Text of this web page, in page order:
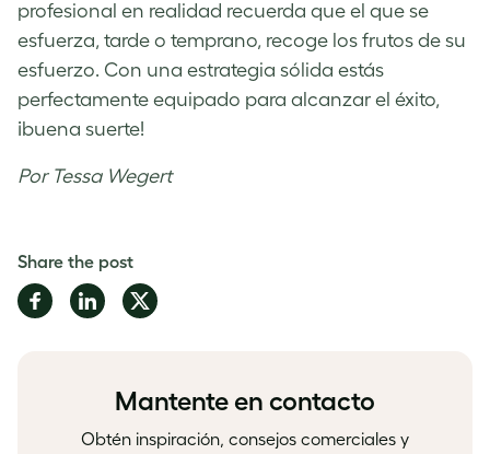
profesional en realidad recuerda que el que se
esfuerza, tarde o temprano, recoge los frutos de su
esfuerzo. Con una estrategia sólida estás
perfectamente equipado para alcanzar el éxito,
¡buena suerte!
Por Tessa Wegert
Share the post
Share Share Share
Mantente en contacto
Obtén inspiración, consejos comerciales y